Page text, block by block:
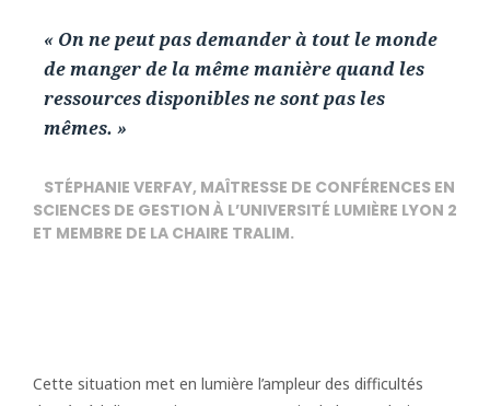
« On ne peut pas demander à tout le monde
de manger de la même manière quand les
ressources disponibles ne sont pas les
mêmes. »
STÉPHANIE VERFAY, MAÎTRESSE DE CONFÉRENCES EN
SCIENCES DE GESTION À L’UNIVERSITÉ LUMIÈRE LYON 2
ET MEMBRE DE LA CHAIRE TRALIM.
Cette situation met en lumière l’ampleur des difficultés